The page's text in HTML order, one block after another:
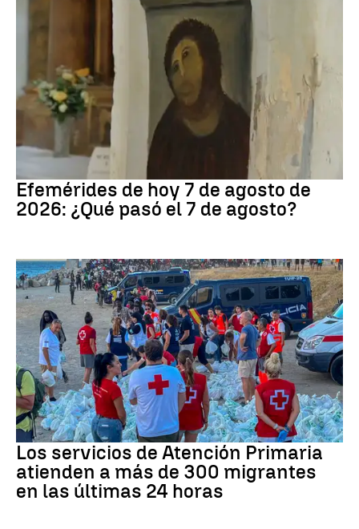
Efemérides de hoy 7 de agosto de
2026: ¿Qué pasó el 7 de agosto?
Crisis migratoria
Los servicios de Atención Primaria
atienden a más de 300 migrantes
en las últimas 24 horas